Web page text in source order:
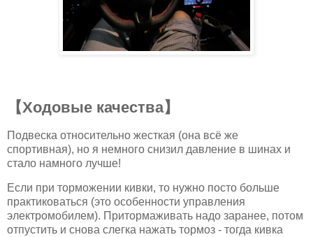
【Ходовые качества】
Подвеска относительно жесткая (она всё же
спортивная), но я немного снизил давление в шинах и
стало намного лучше!
Если при торможении кивки, то нужно посто больше
практиковаться (это особенности управления
электромобилем). Притормаживать надо заранее, потом
отпустить и снова слегка нажать тормоз - тогда кивка